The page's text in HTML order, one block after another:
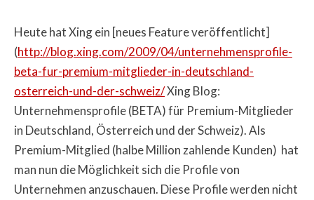
Heute hat Xing ein [neues Feature veröffentlicht]
(http://blog.xing.com/2009/04/unternehmensprofile-
beta-fur-premium-mitglieder-in-deutschland-
osterreich-und-der-schweiz/Xing Blog:
Unternehmensprofile (BETA) für Premium-Mitglieder
in Deutschland, Österreich und der Schweiz). Als
Premium-Mitglied (halbe Million zahlende Kunden) hat
man nun die Möglichkeit sich die Profile von
Unternehmen anzuschauen. Diese Profile werden nicht